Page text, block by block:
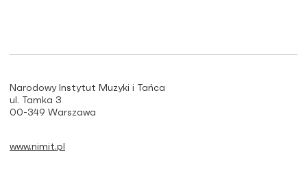
Narodowy Instytut Muzyki i Tańca
ul. Tamka 3
00-349 Warszawa
www.nimit.pl